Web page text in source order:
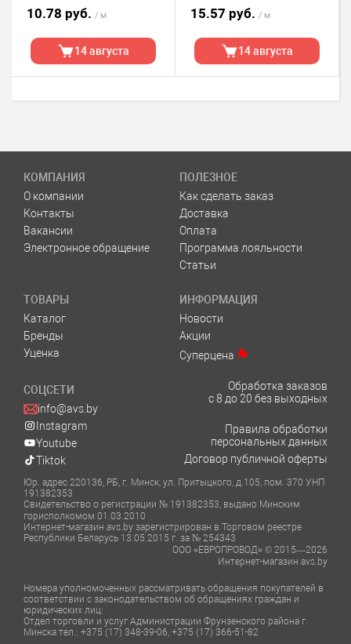
10.78 руб. / м
14 августа
15.57 руб. / м
14 августа
КОМПАНИЯ
О компании
Контакты
Вакансии
Электронное обращение
ПОЛЕЗНОЕ
Как сделать заказ
Доставка
Оплата
Программа лояльности
Статьи
ТОВАРЫ
Каталог
Бренды
Уценка
ИНФОРМАЦИЯ
Новости
Акции
Суперцена
СОЦСЕТИ
info@avs.by
Instagram
Youtube
Tiktok
Обработка заказов
с 8 до 20 без выходных
Правила обработки
персональных данных
Договор публичной оферты
Юр. адрес 220136, РБ, г. Минск, ул. Притыцкого, д.105, пом. 370 УНП
191382353
Свидетельство о регистрации № 191382353, выдано Минским
горисполкомом 01.03.2010
Интернет-магазин avs.by зарегистрирован в Торговом реестре
Республики Беларусь 13.05.2015 г. за № 254343
ООО «ЕВРОПРОВОД» © 2015—2026
Интернет-магазин avs.by
Номера уполномоченных рассматривать обращения покупателей в
соответствии с законодательством об обращениях граждан и
юридических лиц:
Отдел торговли и услуг Администрации Фрунзенского района г.
Минска тел.: +375 (17) 348-39-06, +375 (17) 366-51-82